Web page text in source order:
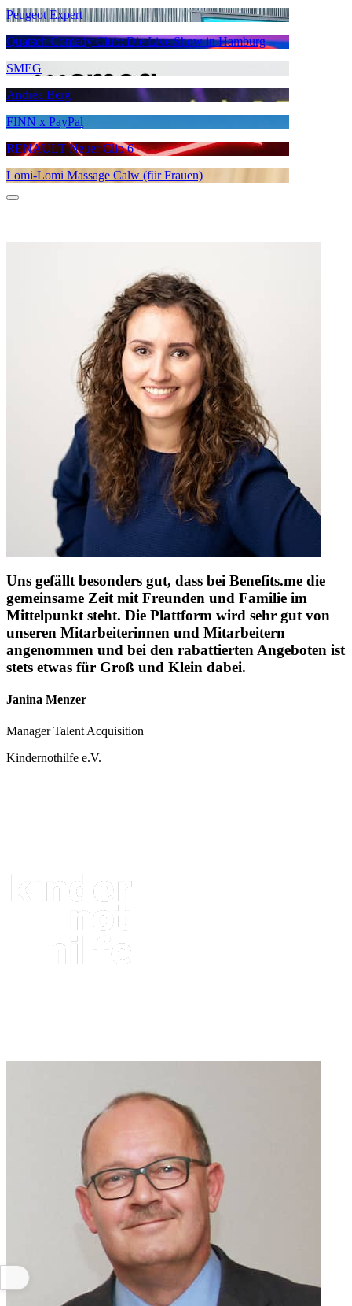
Peugeot Expert
Quatsch Comedy Club: Die Live Show in Hamburg
SMEG
Andrea Berg
FINN x PayPal
RENAULT Neuer Clio 6
Lomi-Lomi Massage Calw (für Frauen)
Uns gefällt besonders gut, dass bei Benefits.me die
gemeinsame Zeit mit Freunden und Familie im
Mittelpunkt steht. Die Plattform wird sehr gut von
unseren Mitarbeiterinnen und Mitarbeitern
angenommen und bei den rabattierten Angeboten ist
stets etwas für Groß und Klein dabei.
Janina Menzer
Manager Talent Acquisition
Kindernothilfe e.V.